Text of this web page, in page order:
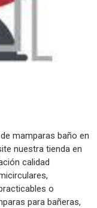
mamparas baño en
nuestra tienda en
calidad
o
para bañeras,